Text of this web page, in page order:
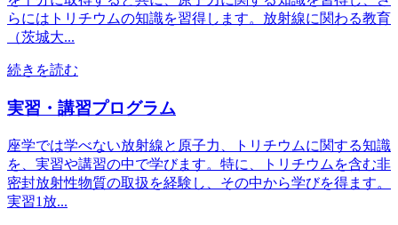
らにはトリチウムの知識を習得します。放射線に関わる教育
（茨城大...
続きを読む
実習・講習プログラム
座学では学べない放射線と原子力、トリチウムに関する知識
を、実習や講習の中で学びます。特に、トリチウムを含む非
密封放射性物質の取扱を経験し、その中から学びを得ます。
実習1放...